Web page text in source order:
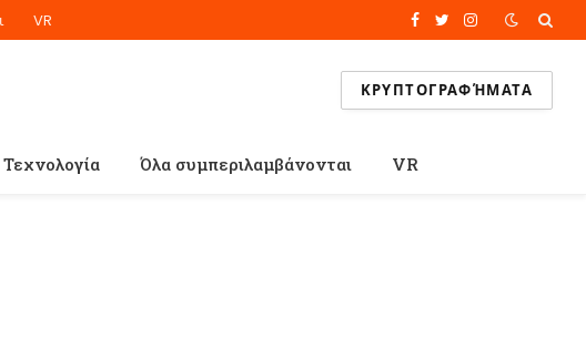
VR Facebook
TwitterInstagram
ΚΡΥΠΤΟΓΡΑΦΉΜΑΤΑ
Τεχνολογία Όλα συμπεριλαμβάνονται VR